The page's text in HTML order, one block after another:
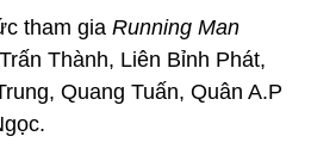
tham gia Running Man
Thành, Liên Bỉnh Phát,
Quang Tuấn, Quân A.P